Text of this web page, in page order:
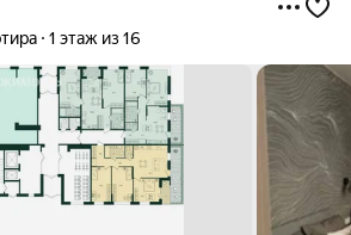
1 этаж из 16